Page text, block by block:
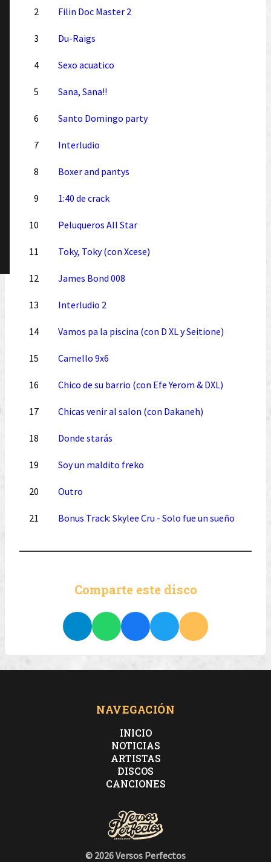
2 Filin Doc Master 2
3 Du-Raigs
4 Sexo acuatico
5 Sana, Sana!!
6 Santo Domingo party
7 Interludio
8 Boxer and pantys
9 1:40 de crack
10 Peluqueros All Star
11 Toky, Toky (con Xcese)
12 James Bond 008
13 Interludio 2
14 Vamos pa la piscina (con D XL y Seitione)
15 Camello 9x6
16 Chico de su barrio (con Efe Yerom & DXL)
17 Chicas venir al salon (con Dakaneh)
18 Donde starás
19 Soy un maldito freko
20 Outro
21 Bonus Track: Skylee Cru - Solo fue un sueño
Comparte este disco
NAVEGACIÓN
INICIO
NOTICIAS
ARTISTAS
DISCOS
CANCIONES
© 2026 Versos Perfectos